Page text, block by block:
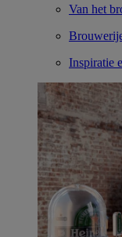
Van het
Inspiratie